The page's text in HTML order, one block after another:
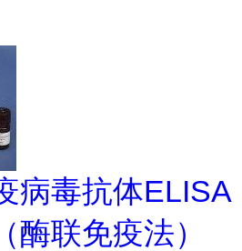
病毒抗体ELISA
酶联免疫法）